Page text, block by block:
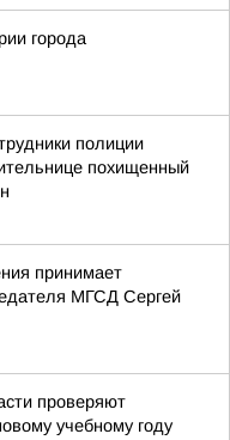
города
полиции
похищенный
принимает
МГСД Сергей
проверяют
учебному году